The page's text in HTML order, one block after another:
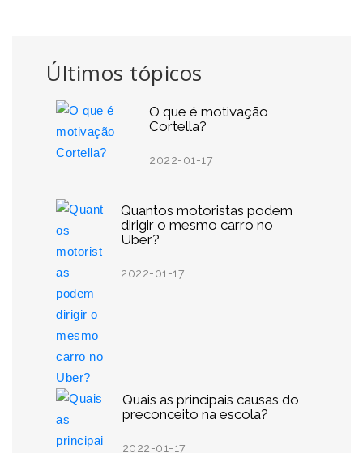
Últimos tópicos
O que é motivação
Cortella?
2022-01-17
Quantos motoristas podem
dirigir o mesmo carro no
Uber?
2022-01-17
Quais as principais causas do
preconceito na escola?
2022-01-17